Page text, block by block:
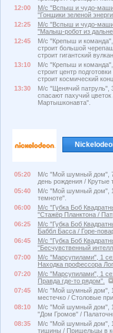
12:00
М/с "Вспыш и чудо-
"Гонщики зеленой
12:25
М/с "Вспыш и чудо-
"Малыш-робот из
12:45
М/с "Крепыш и
строит большой
строит гигантский
13:10
М/с "Крепыш и
строит центр
строит космический
13:30
М/с "Щенячий патруль",
спасают пахучий
Мартышконавта".
05:20
М/с "Мой шумный дом",
день рождения / Крутые
05:40
М/с "Мой шумный дом",
темноте".
06:00
М/с "Губка Боб
"Стажёр Планктона /
06:25
М/с "Губка Боб
Баббл Басса / Горе-
06:45
М/с "Губка Боб
"Бесчувственный
07:00
М/с "Марсупилами", 1
Находка профессора
07:20
М/с "Марсупилами", 1
Правда где-то рядом".
07:45
М/с "Мой шумный дом",
местечко / Столовые
08:10
М/с "Мой шумный дом", 1
"Дом Громов" /
08:35
М/с "Мой шумный дом",
тишины / Пришельцы в